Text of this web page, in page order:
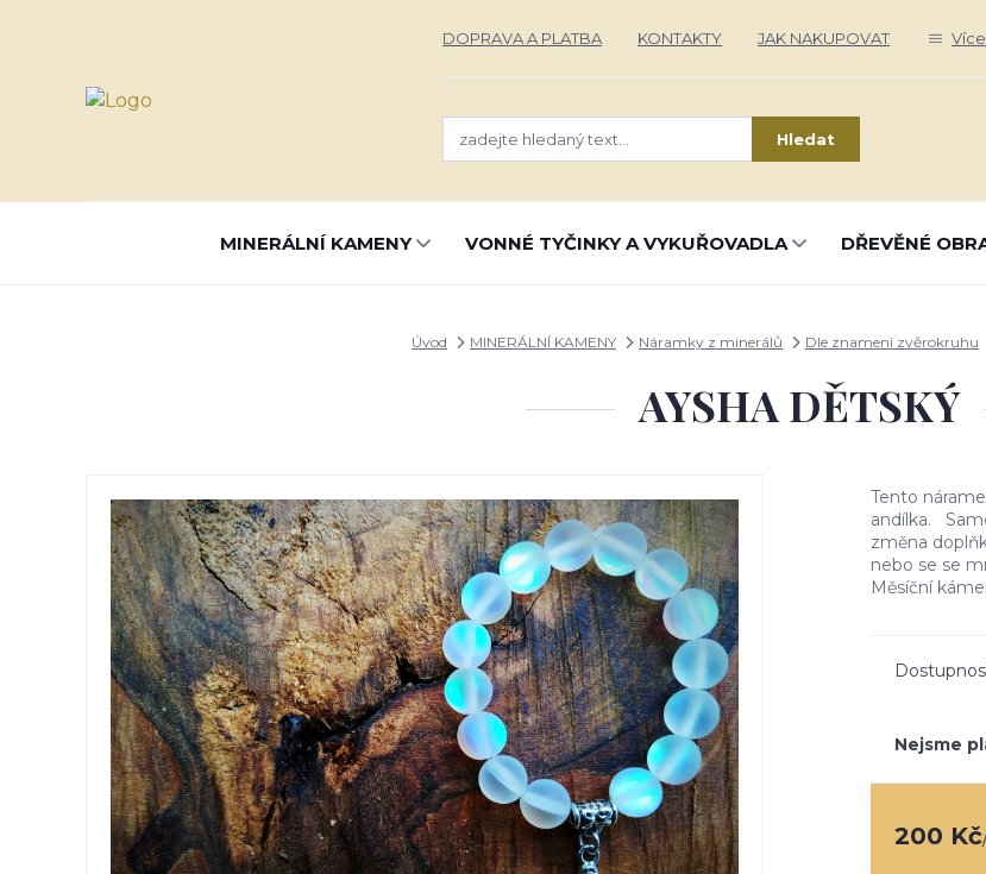
DOPRAVA A PLATBA KONTAKTY JAK NAKUPOVAT Více
Hledat
MINERÁLNÍ KAMENY VONNÉ TYČINKY A VYKUŘOVADLA DŘEVĚNÉ
Úvod MINERÁLNÍ KAMENY Náramky z minerálů Dle znamení zvěrokruhu
AYSHA DĚTSKÝ
Tento
andílka.
změna
nebo se se
Měsíční
Nejsme
200 Kč